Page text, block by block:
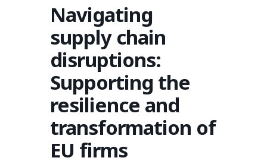
Navigating
supply chain
disruptions:
Supporting the
resilience and
transformation of
EU firms